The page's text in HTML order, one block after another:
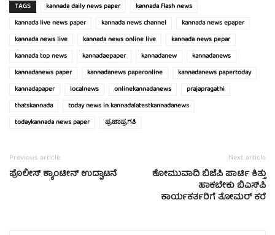
TAGS kannada daily news paper
kannada flash news
kannada live news paper
kannada news channel
kannada news epaper
kannada news live
kannada news online live
kannada news pepar
kannada top news
kannadaepaper kannadanew
kannadanews
kannadanews paper
kannadanews paperonline
kannadanews papertoday
kannadapaper
localnews onlinekannadanews
prajapragathi
thatskannada
today news in kannadalatestkannadanews
todaykannada news paper
ಪ್ರಜಾಪ್ರಗತಿ
Previous article
ಪೊಲೀಸ್ ಕ್ಯಾಂಟೀನ್ ಉದ್ಘಾಟನೆ
Next article
ಕೋಮುವಾದಿ ಬಿಜೆಪಿ ಪಾರ್ಟಿ ಕಿತ್ತು
ಹಾಕಬೇಕು ಬಿಎಸ್‍ಪಿ
ಕಾರ್ಯಕರ್ತರಿಗೆ ತೋಮರ್ ಕರೆ